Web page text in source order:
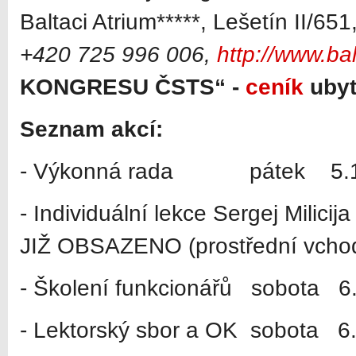
Baltaci Atrium*****, Lešetín II/
+420 725 996 006, http://
KONGRESU ČSTS“ - ceník
Seznam akcí:
- Výkonná rada pátek
- Individuální lekce Sergej
JIŽ OBSAZENO (prostřední
- Školení funkcionářů sobota
- Lektorský sbor a OK sobota